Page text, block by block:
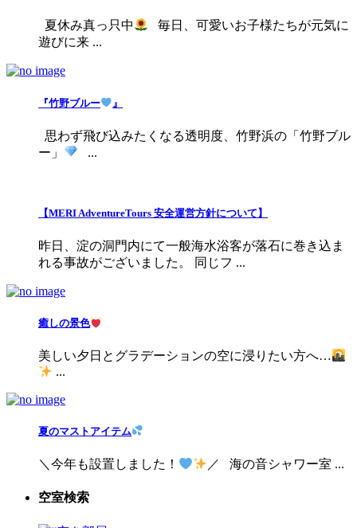
夏休み真っ只中
毎日、可愛いお子様たちが元気に
遊びに来 ...
『竹野ブルー 』
思わず飛び込みたくなる透明度、竹野浜の「竹野ブル
ー」
...
【MERI AdventureTours 安全運営方針について】
昨日、淀の洞門内にて一般海水浴客が落石に巻き込ま
れる事故がございました。 同じフ ...
癒しの景色
美しい夕日とグラデーションの空に浸りたい方へ…
...
夏のマストアイテム
＼今年も設置しました！ ／ 海の音シャワー室 ...
空室検索